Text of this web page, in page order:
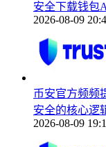
安全下载钱包
2026-08-09
币安官方频频
安全的核心逻
2026-08-09